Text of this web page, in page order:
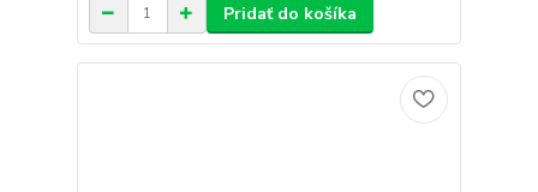
Pridať do košíka